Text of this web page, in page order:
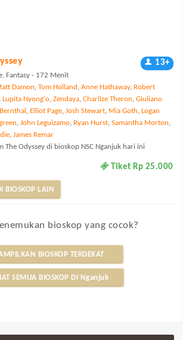
13+
Fantasy - 172 Menit
Damon, Tom Holland , Anne Hathaway, Robert
, Lupita Nyong'o, Zendaya, Charlize Theron, Giuliano
, Elliot Page, Josh Stewart, Mia Goth, Logan
, John Leguizamo, Ryan Hurst, Samantha Morton,
, James Remar
The Odyssey di bioskop NSC Nganjuk hari ini
Tiket Rp 25.000
BIOSKOP LAIN
bioskop yang cocok?
BIOSKOP TERDEKAT
SEMUA BIOSKOP DI Nganjuk